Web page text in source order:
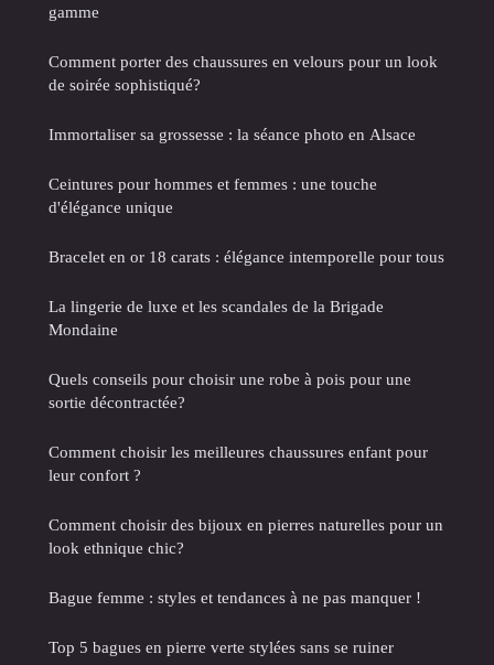
gamme
Comment porter des chaussures en velours pour un look
de soirée sophistiqué?
Immortaliser sa grossesse : la séance photo en Alsace
Ceintures pour hommes et femmes : une touche
d'élégance unique
Bracelet en or 18 carats : élégance intemporelle pour tous
La lingerie de luxe et les scandales de la Brigade
Mondaine
Quels conseils pour choisir une robe à pois pour une
sortie décontractée?
Comment choisir les meilleures chaussures enfant pour
leur confort ?
Comment choisir des bijoux en pierres naturelles pour un
look ethnique chic?
Bague femme : styles et tendances à ne pas manquer !
Top 5 bagues en pierre verte stylées sans se ruiner